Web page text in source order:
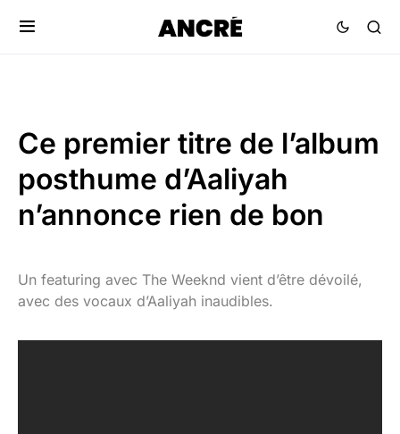
Ce premier titre de l’album
posthume d’Aaliyah
n’annonce rien de bon
Un featuring avec The Weeknd vient d’être dévoilé,
avec des vocaux d’Aaliyah inaudibles.